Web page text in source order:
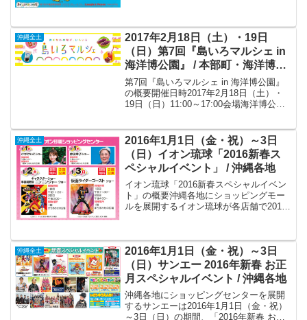
沖縄全土
2017年2月18日（土）・19日
（日）第7回『島いろマルシェ in
海洋博公園』 / 本部町・海洋博公
園内 美ら海プラザ
第7回『島いろマルシェ in 海洋博公園』
の概要開催日時2017年2月18日（土）・
19日（日）11:00～17:00会場海洋博公園
424Tel：0980-...
沖縄全土
2016年1月1日（金・祝）～3日
（日）イオン琉球「2016新春ス
ペシャルイベント」 / 沖縄各地
イオン琉球「2016新春スペシャルイベン
ト」の概要沖縄各地にショッピングモー
ルを展開するイオン琉球が各店舗で2016
料で楽しむことができます！イオン那覇
ショッピングセン...
沖縄全土
2016年1月1日（金・祝）～3日
（日）サンエー 2016年新春 お正
月スペシャルイベント / 沖縄各地
沖縄各地にショッピングセンターを展開
するサンエーは2016年1月1日（金・祝）
～3日（日）の期間、「2016年新春 お正